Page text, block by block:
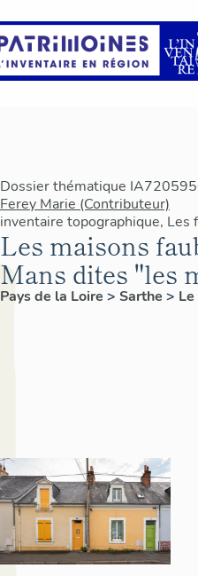
Dossier thématique
Ferey Marie (Contributeur)
inventaire topographique, Les
Les maisons
Mans dites "les
Pays de la Loire > Sarthe >